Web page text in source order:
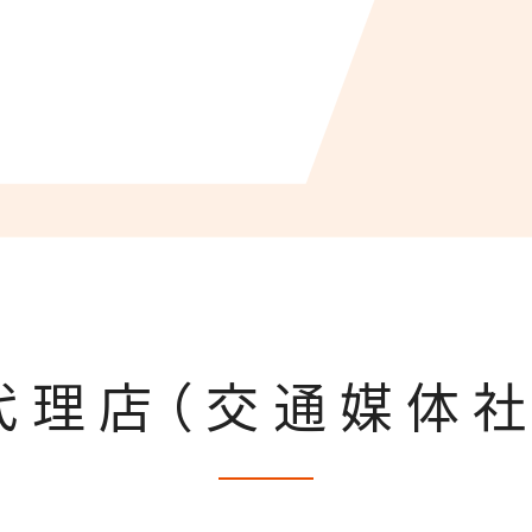
理店（交通媒体